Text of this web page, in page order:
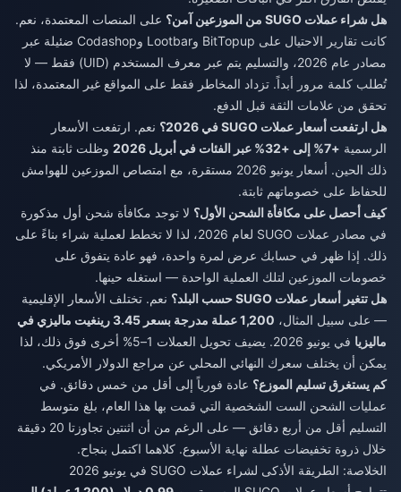
هل شراء عملات SUGO من الموزعين آمن؟
على المنصات المعتمدة، نعم.
كانت تقارير الاحتيال على BitTopup وLootbar وCodashop ضئيلة عبر
مصادر عام 2026، والتسليم يتم عبر معرف المستخدم (UID) فقط — لا
تُطلب كلمة مرور أبداً. تزداد المخاطر فقط على المواقع غير المعتمدة، لذا
تحقق من علامات الثقة قبل الدفع.
هل ارتفعت أسعار عملات SUGO في 2026؟
نعم. ارتفعت الأسعار
الرسمية +7% إلى +32% عبر الفئات في أبريل 2026
وظلت ثابتة منذ
ذلك الحين. أسعار يونيو 2026 مستقرة، مع امتصاص الموزعين للهوامش
للحفاظ على خصوماتهم ثابتة.
كيف أحصل على مكافأة الشحن الأول؟ لا توجد مكافأة شحن أول مذكورة
في مصادر عملات SUGO لعام 2026، لذا لا تخطط لعملية شراء بناءً على
ذلك. إذا ظهر في حسابك عرض لمرة واحدة، فهو عادة يتفوق على
خصومات الموزعين لتلك العملية الواحدة — استغله حينها.
هل تتغير أسعار عملات SUGO حسب البلد؟
نعم. تختلف الأسعار الإقليمية
— على سبيل المثال،
1,200 عملة مدرجة بسعر 3.45 رينغيت ماليزي في
ماليزيا
في يونيو 2026. يضيف تحويل العملات 1–5% أخرى فوق ذلك، لذا
يمكن أن يختلف سعرك النهائي المحلي عن مراجع الدولار الأمريكي.
كم يستغرق تسليم الموزع؟ عادة فورياً إلى أقل من خمس دقائق. في
عمليات الشحن الست الشخصية التي قمت بها هذا العام، بلغ متوسط
التسليم أقل من أربع دقائق — على الرغم من أن اثنتين تجاوزتا 20 دقيقة
خلال ذروة تخفيضات عطلة نهاية الأسبوع. كلاهما اكتمل بنجاح.
الخلاصة: الطريقة الأذكى لشراء عملات SUGO في يونيو 2026